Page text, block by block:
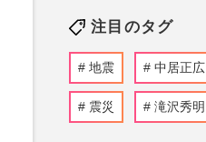
注目のタグ
地震 中居正広
震災 滝沢秀明